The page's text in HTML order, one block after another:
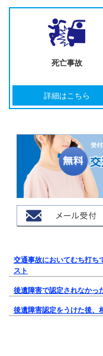
死亡事故
詳細はこちら
交通事故においてむち打ち
スト
後遺障害で認定されなかっ
後遺障害認定をうけた後、